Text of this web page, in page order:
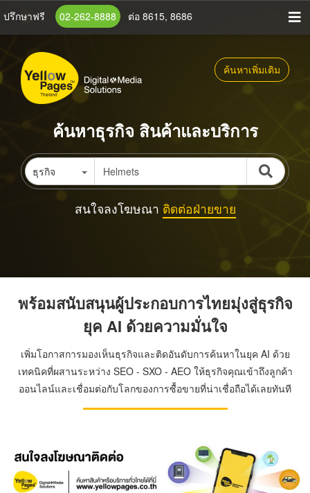
ข้าม
เนื้อหา
หลัก
ปรึกษาฟรี 02-262-8888 ต่อ 8615, 8686
ค้นหาเพิ่มเติม
ค้นหาธุรกิจ สินค้าและบริการ
ธุรกิจ
สนใจลงโฆษณา ติดต่อฝ่ายขาย
พร้อมสนับสนุนผู้ประกอบการไทยมุ่งสู่ธุรกิจ
ยุค AI ด้วยความมั่นใจ
เพิ่มโอกาสการมองเห็นธุรกิจและติดอันดับการค้นหาในยุค AI ด้วย
เทคนิคที่ผสานระหว่าง SEO - SXO - AEO ให้ธุรกิจคุณเข้าถึงลูกค้า
ออนไลน์และเชื่อมต่อกับโลกของการซื้อขายที่น่าเชื่อถือได้เลยทันที